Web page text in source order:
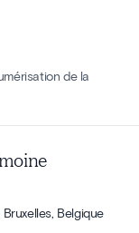
de la
Belgique